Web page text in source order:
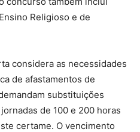
Religioso e de
considera as necessidades
de afastamentos de
substituições
de 100 e 200 horas
certame. O vencimento